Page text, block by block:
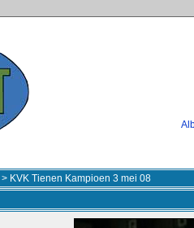
> KVK Tienen Kampioen 3 mei 08